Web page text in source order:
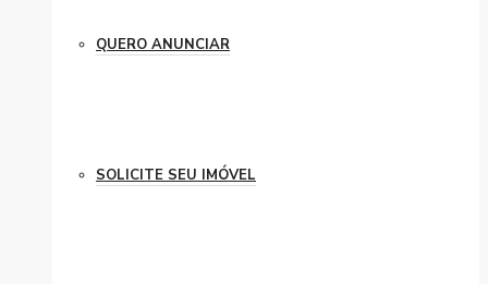
QUERO ANUNCIAR
SOLICITE SEU IMÓVEL